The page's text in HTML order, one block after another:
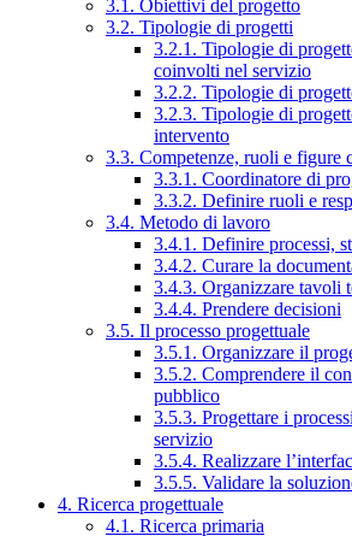
3.1. Obiettivi del progetto
3.2. Tipologie di progetti
3.2.1. Tipologie di
coinvolti nel servizio
3.2.2. Tipologie di
3.2.3. Tipologie di
intervento
3.3. Competenze, ruoli e figure
3.3.1. Coordinatore di
3.3.2. Definire ruoli e
3.4. Metodo di lavoro
3.4.1. Definire processi,
3.4.2. Curare la
3.4.3. Organizzare tavoli
3.4.4. Prendere decisioni
3.5. Il processo progettuale
3.5.1. Organizzare il
3.5.2. Comprendere il
pubblico
3.5.3. Progettare i
servizio
3.5.4. Realizzare
3.5.5. Validare la
4. Ricerca progettuale
4.1. Ricerca primaria